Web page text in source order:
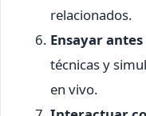
relacionados.
Ensayar
técnicas y
en vivo.